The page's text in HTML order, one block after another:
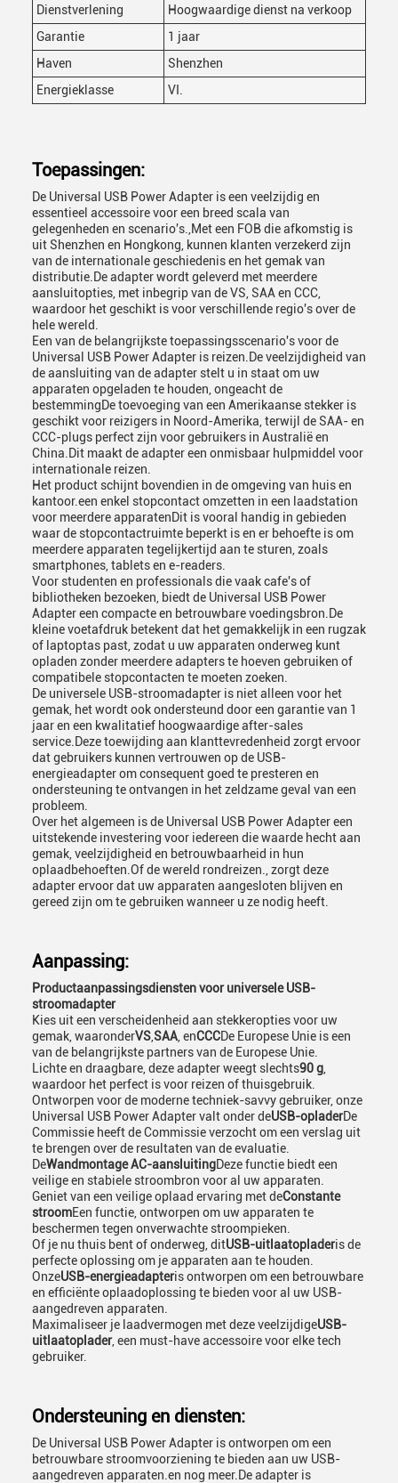
Dienstverlening
Hoogwaardige dienst na verkoop
Garantie
1 jaar
Haven
Shenzhen
Energieklasse
VI.
Toepassingen:
De Universal USB Power Adapter is een veelzijdig en
essentieel accessoire voor een breed scala van
gelegenheden en scenario's.,Met een FOB die afkomstig is
uit Shenzhen en Hongkong, kunnen klanten verzekerd zijn
van de internationale geschiedenis en het gemak van
distributie.De adapter wordt geleverd met meerdere
aansluitopties, met inbegrip van de VS, SAA en CCC,
waardoor het geschikt is voor verschillende regio's over de
hele wereld.
Een van de belangrijkste toepassingsscenario's voor de
Universal USB Power Adapter is reizen.De veelzijdigheid van
de aansluiting van de adapter stelt u in staat om uw
apparaten opgeladen te houden, ongeacht de
bestemmingDe toevoeging van een Amerikaanse stekker is
geschikt voor reizigers in Noord-Amerika, terwijl de SAA- en
CCC-plugs perfect zijn voor gebruikers in Australië en
China.Dit maakt de adapter een onmisbaar hulpmiddel voor
internationale reizen.
Het product schijnt bovendien in de omgeving van huis en
kantoor.een enkel stopcontact omzetten in een laadstation
voor meerdere apparatenDit is vooral handig in gebieden
waar de stopcontactruimte beperkt is en er behoefte is om
meerdere apparaten tegelijkertijd aan te sturen, zoals
smartphones, tablets en e-readers.
Voor studenten en professionals die vaak cafe's of
bibliotheken bezoeken, biedt de Universal USB Power
Adapter een compacte en betrouwbare voedingsbron.De
kleine voetafdruk betekent dat het gemakkelijk in een rugzak
of laptoptas past, zodat u uw apparaten onderweg kunt
opladen zonder meerdere adapters te hoeven gebruiken of
compatibele stopcontacten te moeten zoeken.
De universele USB-stroomadapter is niet alleen voor het
gemak, het wordt ook ondersteund door een garantie van 1
jaar en een kwalitatief hoogwaardige after-sales
service.Deze toewijding aan klanttevredenheid zorgt ervoor
dat gebruikers kunnen vertrouwen op de USB-
energieadapter om consequent goed te presteren en
ondersteuning te ontvangen in het zeldzame geval van een
probleem.
Over het algemeen is de Universal USB Power Adapter een
uitstekende investering voor iedereen die waarde hecht aan
gemak, veelzijdigheid en betrouwbaarheid in hun
oplaadbehoeften.Of de wereld rondreizen., zorgt deze
adapter ervoor dat uw apparaten aangesloten blijven en
gereed zijn om te gebruiken wanneer u ze nodig heeft.
Aanpassing:
Productaanpassingsdiensten voor universele USB-
stroomadapter
Kies uit een verscheidenheid aan stekkeropties voor uw
gemak, waaronderVSSAA , enCCCDe Europese Unie is een
van de belangrijkste partners van de Europese Unie.
Lichte en draagbare, deze adapter weegt slechts90 g
waardoor het perfect is voor reizen of thuisgebruik.
Ontworpen voor de moderne techniek-savvy gebruiker, onze
Universal USB Power Adapter valt onder deUSB-opladerDe
Commissie heeft de Commissie verzocht om een verslag uit
te brengen over de resultaten van de evaluatie.
DeWandmontage AC-aansluitingDeze functie biedt een
veilige en stabiele stroombron voor al uw apparaten.
Geniet van een veilige oplaad ervaring met deConstante
stroomEen functie, ontworpen om uw apparaten te
beschermen tegen onverwachte stroompieken.
Of je nu thuis bent of onderweg, ditUSB-uitlaatopladeris de
perfecte oplossing om je apparaten aan te houden.
OnzeUSB-energieadapteris ontworpen om een betrouwbare
en efficiënte oplaadoplossing te bieden voor al uw USB-
aangedreven apparaten.
Maximaliseer je laadvermogen met deze veelzijdigeUSB-
uitlaatoplader, een must-have accessoire voor elke tech
gebruiker.
Ondersteuning en diensten:
De Universal USB Power Adapter is ontworpen om een
betrouwbare stroomvoorziening te bieden aan uw USB-
aangedreven apparaten.en nog meer.De adapter is